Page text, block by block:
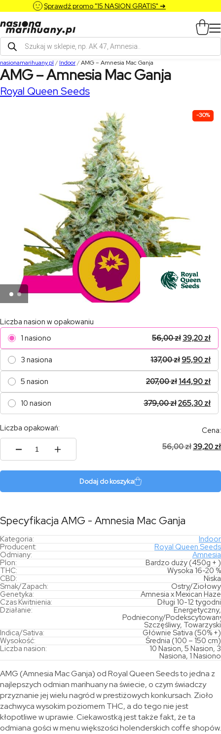
Sprawdź promo "15 NASION GRATIS" ➔
Wyszukiwarka
produktów
nasionamarihuany.pl / Indoor/AMG – Amnesia Mac Ganja
AMG – Amnesia Mac Ganja
Royal Queen Seeds
-30%
Liczba nasion w opakowaniu
1 nasiono
56,00zł 39,20 zł
3 nasiona 137,00zł95,90 zł
5 nasion 207,00zł144,90 zł
10 nasion 379,00zł265,30 zł
Liczba opakowań:
ilość
Ganja
Cena:
56,00zł 39,20 zł
Dodaj do koszyka
Specyfikacja AMG - Amnesia Mac Ganja
Kategoria:
Indoor
Producent:
Royal Queen Seeds
Odmiany:
Amnesia
Plon:
Bardzo duży (450g + )
THC:
Wysoka 16-20 %
CBD:
Niska
Smak/Zapach:
Ostry/Ziołowy
Genetyka:
Amnesia x Mexican Haze
Czas Kwitnienia:
Długi 10-12 tygodni
Działanie:
Energetyczny,
Podniecony/
Szczęśliwy, Towarzyski
Indica/Sativa:
Głównie Sativa (50% +)
Wysokość:
Średnia (100 – 150 cm)
Liczba nasion:
10 Nasion, 5 Nasion, 3
Nasiona, 1 Nasiono
AMG (Amnesia Mac Ganja) od Royal Queen Seeds to jedna z
najlepszych odmian marihuany na świecie, o czym świadczy
przyznanie jej wielu nagród w prestiżowych konkursach. Zioło
zachwyca wysokim poziomem THC, a do tego nie jest
kłopotliwe w uprawie. Ciekawostką jest także fakt, że ta
odmiana gości w menu większości holenderskich coffe shopów.